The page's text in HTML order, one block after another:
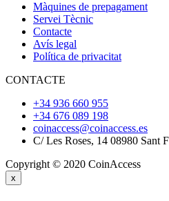
Màquines de prepagament
Servei Tècnic
Contacte
Avís legal
Política de privacitat
CONTACTE
+34 936 660 955
+34 676 089 198
coinaccess@coinaccess.es
C/ Les Roses, 14 08980 Sant
Copyright © 2020 CoinAccess